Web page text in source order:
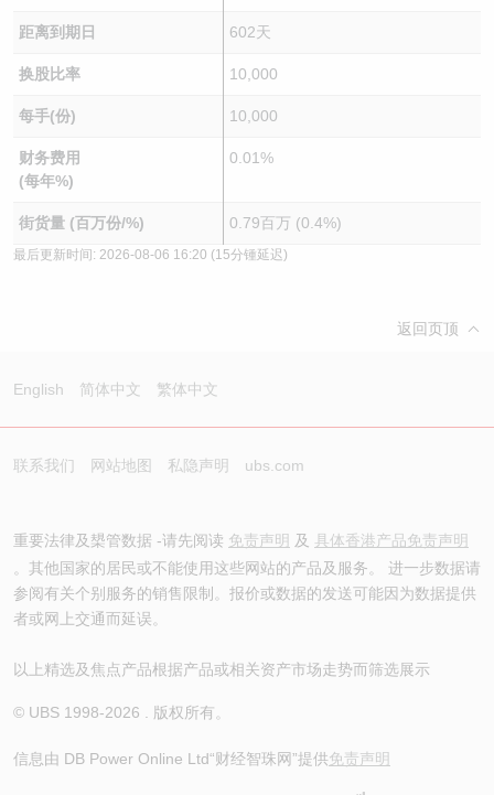
距离到期日 602天
换股比率 10,000
每手(份) 10,000
财务费用
(每年%)
0.01%
街货量 (百万份/%) 0.79百万 (0.4%)
最后更新时间: 2026-08-06 16:20 (15分锺延迟)
返回页顶
English 简体中文 繁体中文
联系我们 网站地图 私隐声明 ubs.com
重要法律及槼管数据 -请先阅读 免责声明 及 具体香港产品免责声明
。其他国家的居民或不能使用这些网站的产品及服务。 进一步数据请
参阅有关个别服务的销售限制。报价或数据的发送可能因为数据提供
者或网上交通而延误。
以上精选及焦点产品根据产品或相关资产市场走势而筛选展示
© UBS 1998-2026 . 版权所有。
信息由 DB Power Online Ltd“财经智珠网”提供免责声明